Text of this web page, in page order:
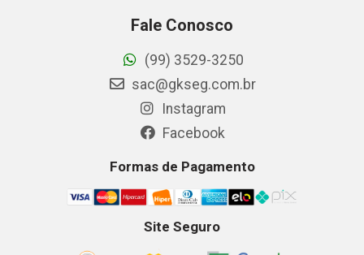
Fale Conosco
(99) 3529-3250
sac@gkseg.com.br
Instagram
Facebook
Formas de Pagamento
Site Seguro